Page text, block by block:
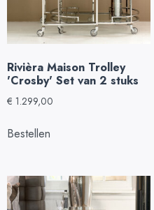
Rivièra Maison Trolley
'Crosby' Set van 2 stuks
€ 1.299,00
Bestellen